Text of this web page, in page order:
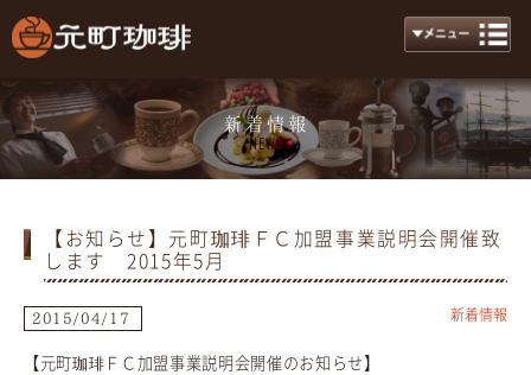
新着情報
News
【お知らせ】元町珈琲ＦＣ加盟事業説明会開催致
します 2015年5月
新着情報
2015/04/17
【元町珈琲ＦＣ加盟事業説明会開催のお知らせ】